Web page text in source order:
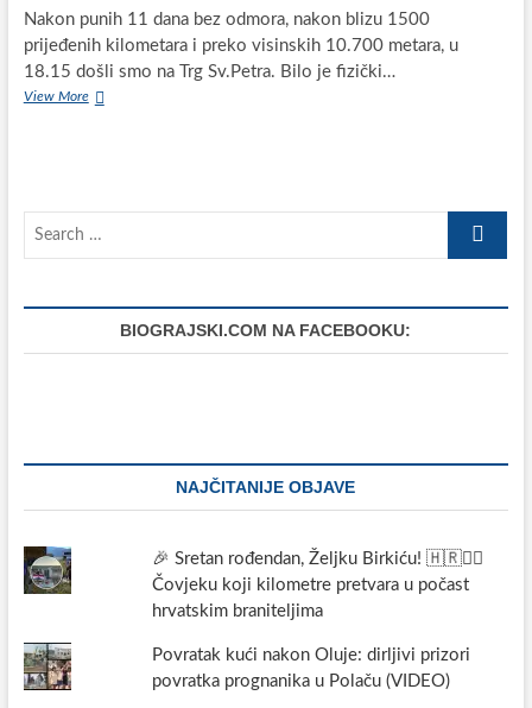
Nakon punih 11 dana bez odmora, nakon blizu 1500
prijeđenih kilometara i preko visinskih 10.700 metara, u
18.15 došli smo na Trg Sv.Petra. Bilo je fizički…
View MorePustolovni
i
od
Zagreba
do
Search
BIOGRAJSKI.COM NA FACEBOOKU:
NAJČITANIJE OBJAVE
🎉 Sretan rođendan, Željku Birkiću! 🇭🇷🏃‍♂️
Čovjeku koji kilometre pretvara u počast
hrvatskim braniteljima
Povratak kući nakon Oluje: dirljivi prizori
povratka prognanika u Polaču (VIDEO)